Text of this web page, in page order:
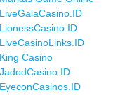
LiveGalaCasino.ID
LionessCasino.ID
LiveCasinoLinks.ID
King Casino
JadedCasino.ID
EyeconCasinos.ID